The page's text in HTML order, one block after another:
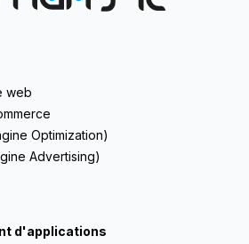
web
Optimization)
Advertising)
d'applications